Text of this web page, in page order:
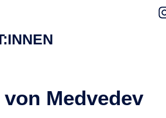
Medvedev